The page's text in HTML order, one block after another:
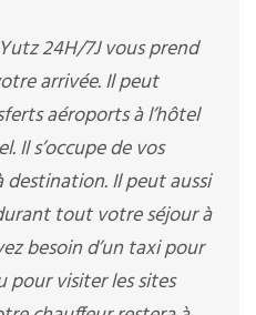
Yutz 24H/7J vous prend
arrivée. Il peut
aéroports à l’hôtel
Il s’occupe de vos
destination. Il peut aussi
tout votre séjour à
besoin d’un taxi pour
pour visiter les sites